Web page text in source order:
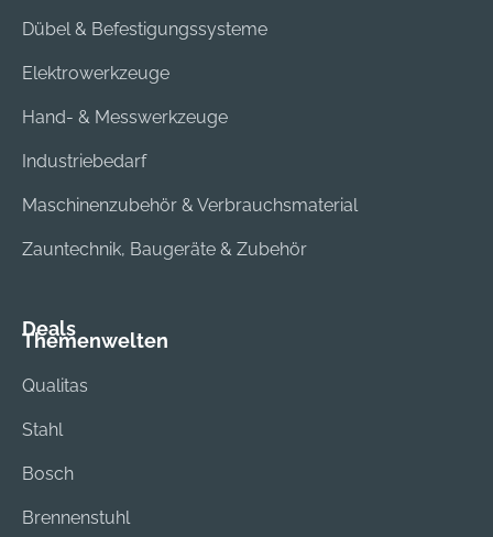
Dübel & Befestigungssysteme
Elektrowerkzeuge
Hand- & Messwerkzeuge
Industriebedarf
Maschinenzubehör & Verbrauchsmaterial
Zauntechnik, Baugeräte & Zubehör
Deals
Themenwelten
Qualitas
Stahl
Bosch
Brennenstuhl